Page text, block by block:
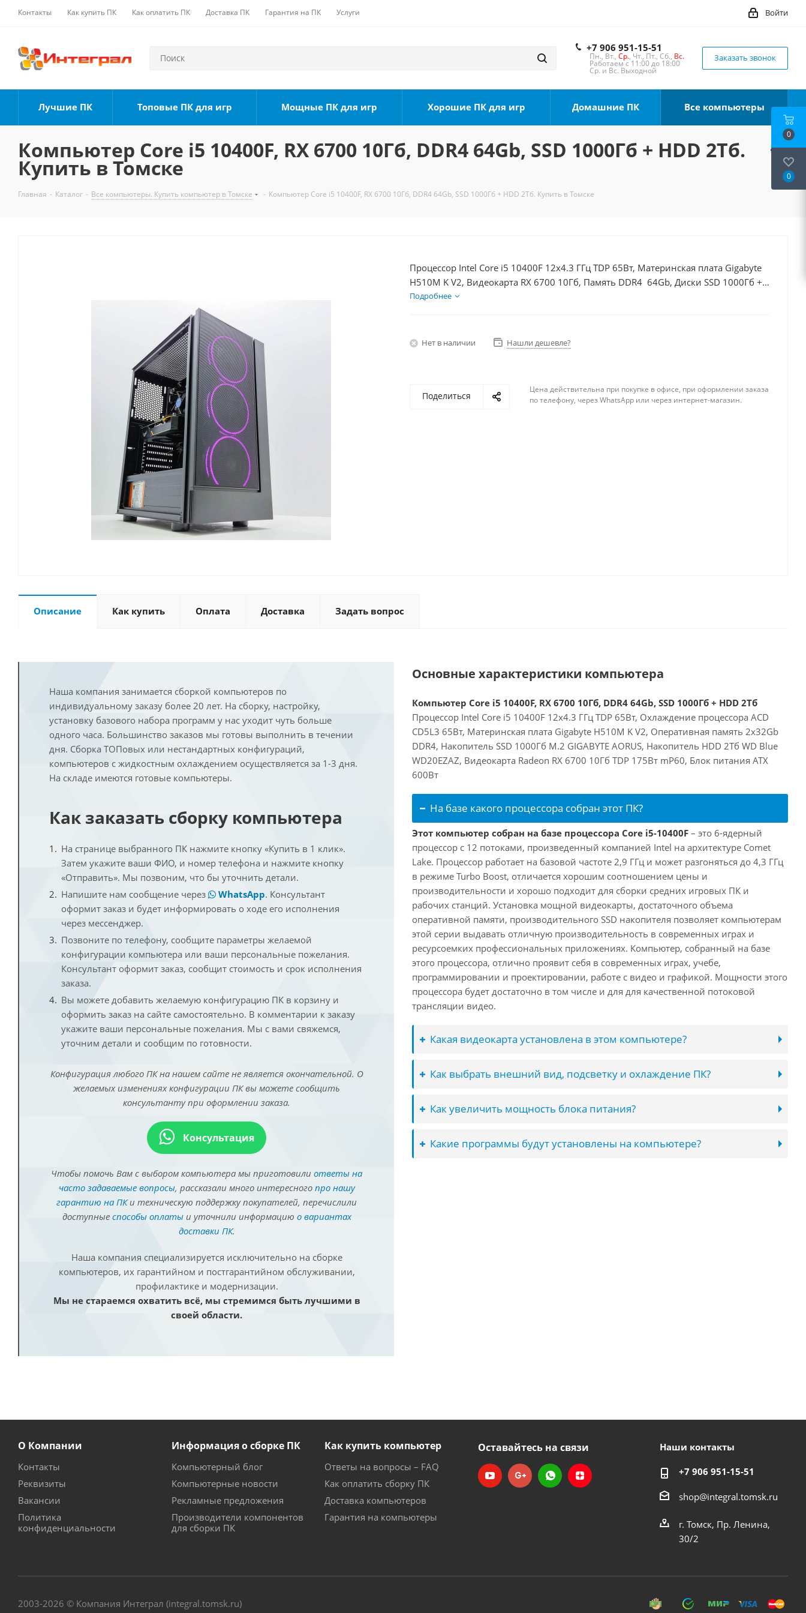
Контакты Как купить ПК Как оплатить ПК Доставка ПК Гарантия на ПК Услуги Войти
+7 906 951-15-51
Пн., Вт., Ср., Чт., Пт., Сб., Вс.
Работаем с 11:00 до 18:00
Ср. и Вс. Выходной
Заказать звонок
Лучшие ПК Топовые ПК для игр Мощные ПК для игр Хорошие ПК для игр Домашние ПК Все компьютеры
Компьютер Core i5 10400F, RX 6700 10Гб, DDR4 64Gb, SSD 1000Гб + HDD 2Тб.
Купить в Томске
Главная - Каталог - Все компьютеры. Купить компьютер в Томске - Компьютер Core i5 10400F, RX 6700 10Гб, DDR4 64Gb, SSD 1000Гб + HDD 2Тб. Купить в Томске
Процессор Intel Core i5 10400F 12x4.3 ГГц TDP 65Вт, Материнская плата Gigabyte
H510M K V2, Видеокарта RX 6700 10Гб, Память DDR4 64Gb, Диски SSD 1000Гб +
HDD 2Тб, БП 600Вт
Подробнее
Нет в наличии Нашли дешевле?
Поделиться
Цена действительна при покупке в офисе, при оформлении заказа
по телефону, через WhatsApp или через интернет-магазин.
Описание Как купить Оплата Доставка Задать вопрос
Наша компания занимается сборкой компьютеров по
индивидуальному заказу более 20 лет. На сборку, настройку,
установку базового набора программ у нас уходит чуть больше
одного часа. Большинство заказов мы готовы выполнить в течении
дня. Сборка ТОПовых или нестандартных конфигураций,
компьютеров с жидкостным охлаждением осуществляется за 1-3 дня.
На складе имеются готовые компьютеры.
Как заказать сборку компьютера
На странице выбранного ПК нажмите кнопку «Купить в 1 клик».
Затем укажите ваши ФИО, и номер телефона и нажмите кнопку
«Отправить». Мы позвоним, что бы уточнить детали.
Напишите нам сообщение через
WhatsApp. Консультант
оформит заказ и будет информировать о ходе его исполнения
через мессенджер.
Позвоните по телефону, сообщите параметры желаемой
конфигурации компьютера или ваши персональные пожелания.
Консультант оформит заказ, сообщит стоимость и срок исполнения
заказа.
Вы можете добавить желаемую конфигурацию ПК в корзину и
оформить заказ на сайте самостоятельно. В комментарии к заказу
укажите ваши персональные пожелания. Мы с вами свяжемся,
уточним детали и сообщим по готовности.
Конфигурация любого ПК на нашем сайте не является окончательной. О
желаемых изменениях конфигурации ПК вы можете сообщить
консультанту при оформлении заказа.
Консультация
Чтобы помочь Вам с выбором компьютера мы приготовили ответы на
часто задаваемые вопросы, рассказали много интересного про нашу
гарантию на ПКи техническую поддержку покупателей, перечислили
доступные способы оплатыи уточнили информацию о вариантах
доставки ПК.
Наша компания специализируется исключительно на сборке
компьютеров, их гарантийном и постгарантийном обслуживании,
профилактике и модернизации.
Мы не стараемся охватить всё, мы стремимся быть лучшими в
своей области.
Основные характеристики компьютера
Компьютер Core i5 10400F, RX 6700 10Гб, DDR4 64Gb, SSD 1000Гб + HDD 2Тб
Процессор Intel Core i5 10400F 12x4.3 ГГц TDP 65Вт, Охлаждение процессора ACD
CD5L3 65Вт, Материнская плата Gigabyte H510M K V2, Оперативная память 2x32Gb
DDR4, Накопитель SSD 1000Гб M.2 GIGABYTE AORUS, Накопитель HDD 2Тб WD Blue
WD20EZAZ, Видеокарта Radeon RX 6700 10Гб TDP 175Вт mP60, Блок питания ATX
600Вт
На базе какого процессора собран этот ПК?
Этот компьютер собран на базе процессора Core i5-10400F – это 6-ядерный
процессор с 12 потоками, произведенный компанией Intel на архитектуре Comet
Lake. Процессор работает на базовой частоте 2,9 ГГц и может разгоняться до 4,3 ГГц
в режиме Turbo Boost, отличается хорошим соотношением цены и
производительности и хорошо подходит для сборки средних игровых ПК и
рабочих станций. Установка мощной видеокарты, достаточного объема
оперативной памяти, производительного SSD накопителя позволяет компьютерам
этой серии выдавать отличную производительность в современных играх и
ресурсоемких профессиональных приложениях. Компьютер, собранный на базе
этого процессора, отлично проявит себя в современных играх, учебе,
программировании и проектировании, работе с видео и графикой. Мощности этого
процессора будет достаточно в том числе и для для качественной потоковой
трансляции видео.
Какая видеокарта установлена в этом компьютере?
Как выбрать внешний вид, подсветку и охлаждение ПК?
Как увеличить мощность блока питания?
Какие программы будут установлены на компьютере?
О Компании
Контакты
Реквизиты
Вакансии
Политика
конфиденциальности
Информация о сборке ПК
Компьютерный блог
Компьютерные новости
Рекламные предложения
Производители компонентов
для сборки ПК
Как купить компьютер
Ответы на вопросы – FAQ
Как оплатить сборку ПК
Доставка компьютеров
Гарантия на компьютеры
Оставайтесь на связи Наши контакты
+7 906 951-15-51
shop@integral.tomsk.ru
г. Томск, Пр. Ленина,
30/2
2003-2026 © Компания Интеграл (integral.tomsk.ru)
0
0